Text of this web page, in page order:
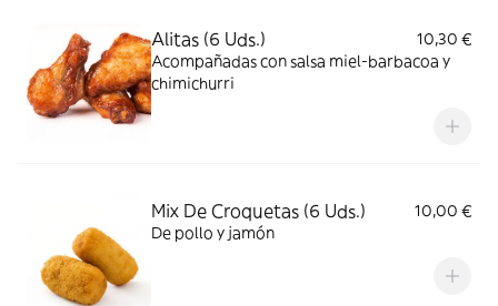
Alitas (6 Uds.)
10,30 €
Acompañadas con salsa miel-barbacoa y
chimichurri
Mix De Croquetas (6 Uds.)
10,00 €
De pollo y jamón